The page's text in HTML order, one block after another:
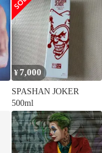
スミクロL
¥7,000
SPASHAN JOKER
500ml